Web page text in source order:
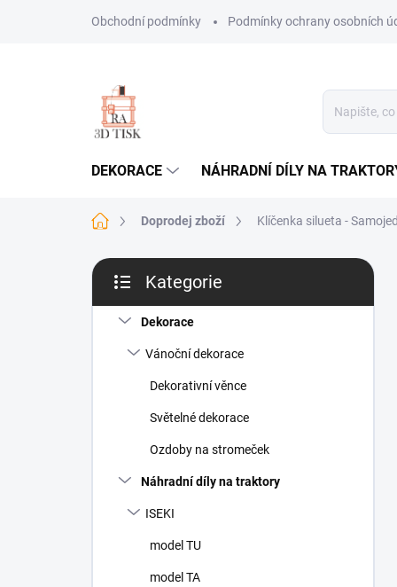
Obchodní podmínky Podmínky ochrany osobních
DEKORACE NÁHRADNÍ DÍLY NA
Domů Doprodej zboží Klíčenka silueta -
P
s
kategorie
Kategorie
Dekorace
Vánoční dekorace
Dekorativní věnce
Světelné dekorace
Ozdoby na stromeček
Náhradní díly na traktory
ISEKI
model TU
model TA